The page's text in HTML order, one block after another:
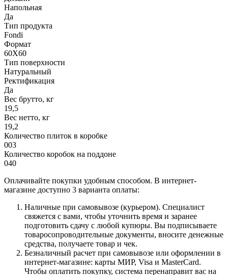
Напольная
Да
Тип продукта
Fondi
Формат
60X60
Тип поверхности
Натуральный
Ректификация
Да
Вес брутто, кг
19,5
Вес нетто, кг
19,2
Количество плиток в коробке
003
Количество коробок на поддоне
040
Оплачивайте покупки удобным способом. В интернет-
магазине доступно 3 варианта оплаты:
Наличные при самовывозе (курьером). Специалист
свяжется с вами, чтобы уточнить время и заранее
подготовить сдачу с любой купюры. Вы подписываете
товаросопроводительные документы, вносите денежные
средства, получаете товар и чек.
Безналичный расчет при самовывозе или оформлении в
интернет-магазине: карты МИР, Visa и MasterCard.
Чтобы оплатить покупку, система перенаправит вас на